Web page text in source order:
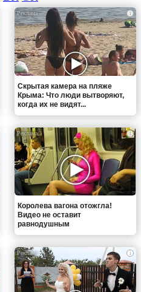
i
Скрытая камера на пляже
Крыма: Что люди вытворяют,
когда их не видят...
i
Королева вагона отожгла!
Видео не оставит
равнодушным
i